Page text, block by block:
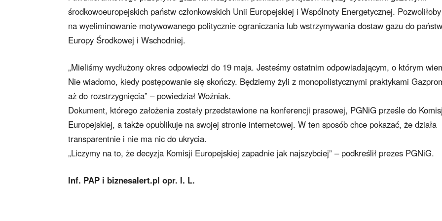
środkowoeuropejskich państw członkowskich Unii Europejskiej i Wspólnoty Energetycznej.
na wyeliminowanie motywowanego politycznie ograniczania lub wstrzymywania dostaw gazu do państw
Europy Środkowej i Wschodniej.
„Mieliśmy wydłużony okres odpowiedzi do 19 maja. Jesteśmy ostatnim odpowiadającym, o którym
Nie wiadomo, kiedy postępowanie się skończy. Będziemy żyli z monopolistycznymi praktykami
aż do rozstrzygnięcia” – powiedział Woźniak.
Dokument, którego założenia zostały przedstawione na konferencji prasowej, PGNiG prześle do
Europejskiej, a także opublikuje na swojej stronie internetowej. W ten sposób chce pokazać, że działa
transparentnie i nie ma nic do ukrycia.
„Liczymy na to, że decyzja Komisji Europejskiej zapadnie jak najszybciej” – podkreślił prezes PGNiG.
Inf. PAP i biznesalert.pl opr. I. L.